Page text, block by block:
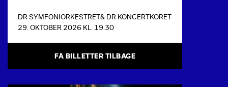
DR SYMFONIORKESTRET& DR KONCERTKORET
29. OKTOBER 2026 KL. 19.30
FÅ BILLETTER TILBAGE